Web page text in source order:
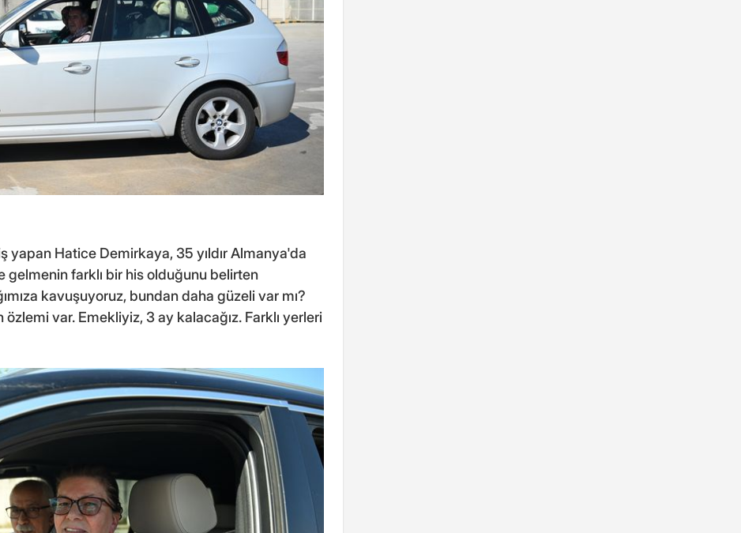
yapan Hatice Demirkaya, 35 yıldır Almanya'da
gelmenin farklı bir his olduğunu belirten
kavuşuyoruz, bundan daha güzeli var mı?
var. Emekliyiz, 3 ay kalacağız. Farklı yerleri